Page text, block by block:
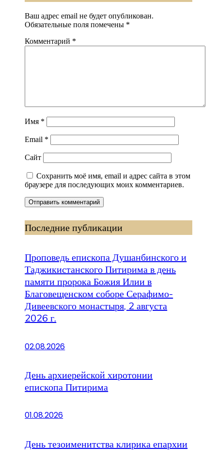
Ваш адрес email не будет опубликован.
Обязательные поля помечены *
Комментарий *
Имя *
Email *
Сайт
Сохранить моё имя, email и адрес сайта в этом
браузере для последующих моих комментариев.
Последние публикации
Проповедь епископа Душанбинского и
Таджикистанского Питирима в день
памяти пророка Божия Илии в
Благовещенском соборе Серафимо-
Дивеевского монастыря, 2 августа
2026 г.
02.08.2026
День архиерейской хиротонии
епископа Питирима
01.08.2026
День тезоименитства клирика епархии